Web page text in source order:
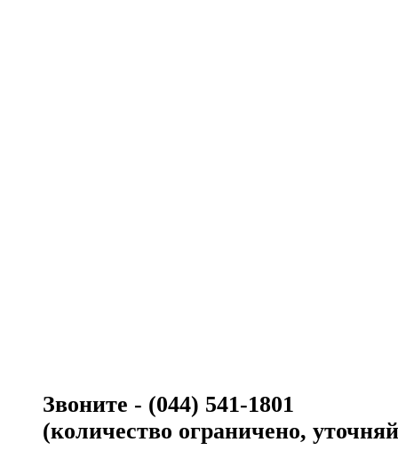
Звоните - (044) 541-1801
(количество ограничено,